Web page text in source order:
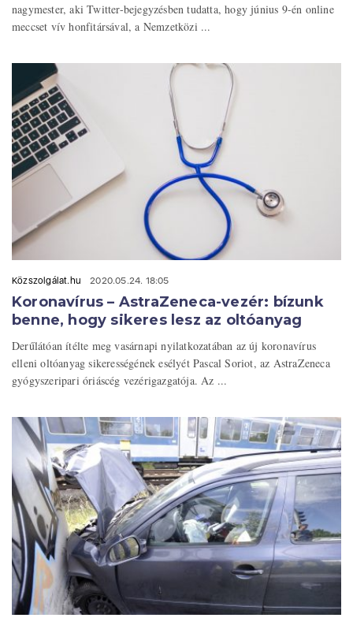
nagymester, aki Twitter-bejegyzésben tudatta, hogy június 9-én online
meccset vív honfitársával, a Nemzetközi ...
Közszolgálat.hu 2020.05.24. 18:05
Koronavírus – AstraZeneca-vezér: bízunk
benne, hogy sikeres lesz az oltóanyag
Derűlátóan ítélte meg vasárnapi nyilatkozatában az új koronavírus
elleni oltóanyag sikerességének esélyét Pascal Soriot, az AstraZeneca
gyógyszeripari óriáscég vezérigazgatója. Az ...